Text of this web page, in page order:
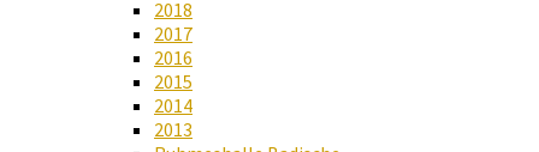
2018
2017
2016
2015
2014
2013